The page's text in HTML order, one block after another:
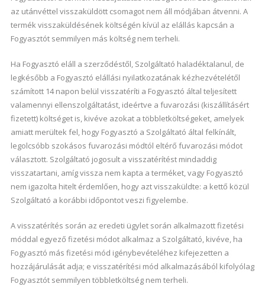
az utánvéttel visszaküldött csomagot nem áll módjában átvenni. A
termék visszaküldésének költségén kívül az elállás kapcsán a
Fogyasztót semmilyen más költség nem terheli.
Ha Fogyasztó eláll a szerződéstől, Szolgáltató haladéktalanul, de
legkésőbb a Fogyasztó elállási nyilatkozatának kézhezvételétől
számított 14 napon belül visszatéríti a Fogyasztó által teljesített
valamennyi ellenszolgáltatást, ideértve a fuvarozási (kiszállításért
fizetett) költséget is, kivéve azokat a többletköltségeket, amelyek
amiatt merültek fel, hogy Fogyasztó a Szolgáltató által felkínált,
legolcsóbb szokásos fuvarozási módtól eltérő fuvarozási módot
választott. Szolgáltató jogosult a visszatérítést mindaddig
visszatartani, amíg vissza nem kapta a terméket, vagy Fogyasztó
nem igazolta hitelt érdemlően, hogy azt visszaküldte: a kettő közül
Szolgáltató a korábbi időpontot veszi figyelembe.
A visszatérítés során az eredeti ügylet során alkalmazott fizetési
móddal egyező fizetési módot alkalmaz a Szolgáltató, kivéve, ha
Fogyasztó más fizetési mód igénybevételéhez kifejezetten a
hozzájárulását adja; e visszatérítési mód alkalmazásából kifolyólag
Fogyasztót semmilyen többletköltség nem terheli.